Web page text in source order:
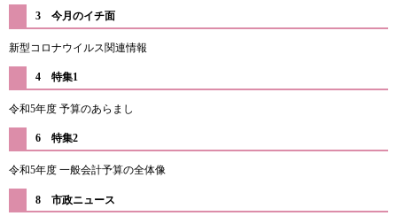
3 今月のイチ面
新型コロナウイルス関連情報
4 特集1
令和5年度 予算のあらまし
​6 特集2
令和5年度 一般会計予算の全体像
​8 市政ニュース